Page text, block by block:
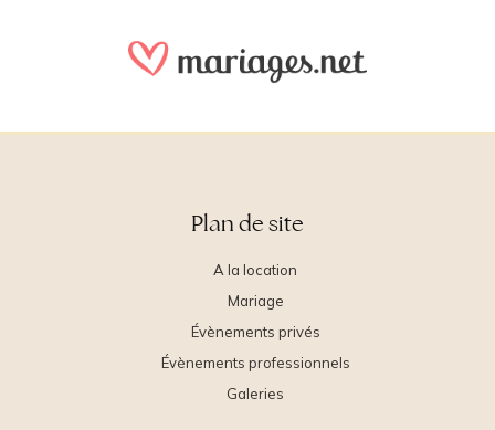
Plan de site
A la location
Mariage
Évènements privés
Évènements professionnels
Galeries